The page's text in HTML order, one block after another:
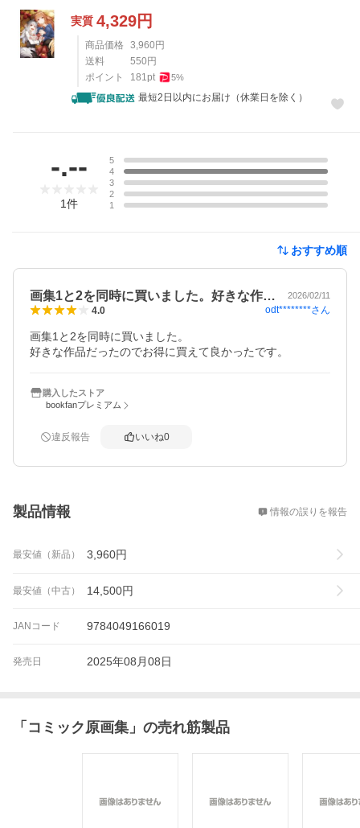
実質 4,329円
商品価格 3,960 円
送料
550 円
ポイント
181pt 5%
最短2日以内にお届け（休業日を除く）
-.--
1件
5
4
3
2
1
おすすめ順
画集1と2を同時に買いました。好きな作… 2026/02/11
4.0 odt********さん
画集1と2を同時に買いました。
好きな作品だったのでお得に買えて良かったです。
購入したストア
bookfanプレミアム
違反報告 いいね0
製品情報 情報の誤りを報告
最安値（新品） 3,960円
最安値（中古） 14,500円
JANコード 9784049166019
発売日 2025年08月08日
「 コミック原画集 」の売れ筋製品